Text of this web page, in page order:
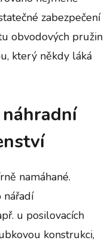
zabezpečení
obvodových pružin
který někdy láká
namáhané.
nářadí
u posilovacích
konstrukci,